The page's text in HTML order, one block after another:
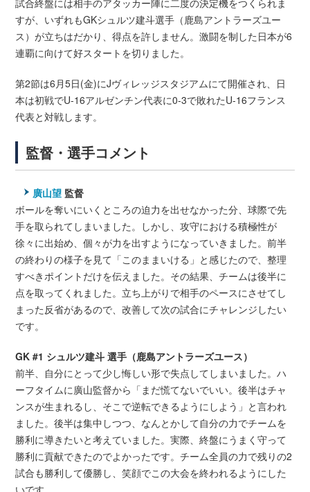
試合終盤には相手のアタッカー陣に二度の決定機をつくられま
すが、いずれもGKシュルツ建斗選手（鹿島アントラーズユー
ス）が立ちはだかり、得点を許しません。激闘を制した日本が6
連覇に向けて好スタートを切りました。
第2節は6月5日(金)にJヴィレッジスタジアムにて開催され、日
本は初戦でU-16アルゼンチン代表に0-3で敗れたU-16フランス
代表と対戦します。
監督・選手コメント
廣山望 監督
ボールを奪いにいくところの迫力を出せなかった分、球際で先
手を取られてしまいました。しかし、攻守における積極性が
徐々に出始め、個々が力を出すようになっていきました。前半
の終わりの様子を見て「このままいける」と感じたので、整理
すべきポイントだけを伝えました。その結果、チームは後半に
点を取ってくれました。立ち上がりで相手のペースにさせてし
まった反省があるので、改善して次の試合にチャレンジしたい
です。
GK #1 シュルツ建斗 選手（鹿島アントラーズユース）
前半、自分にとって少し悔しい形で失点してしまいました。ハ
ーフタイムに廣山監督から「まだ慌てないでいい。後半はチャ
ンスが生まれるし、そこで逆転できるようにしよう」と言われ
ました。後半は集中しつつ、なんとかして自分の力でチームを
勝利に導きたいと考えていました。実際、終盤にうまく守って
勝利に貢献できたのでよかったです。チーム全員の力で残りの2
試合も勝利して優勝し、笑顔でこの大会を終われるようにした